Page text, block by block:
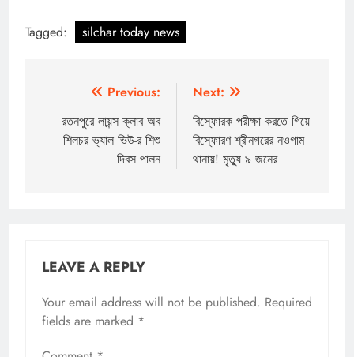
Tagged: silchar today news
navigation
Previous:
রতনপুরে লায়ন্স ক্লাব অব
শিলচর ভ্যাল ভিউ-র শিশু
দিবস পালন
Next:
বিস্ফোরক পরীক্ষা করতে গিয়ে
বিস্ফোরণ শ্রীনগরের নওগাম
থানায়! মৃত্যু ৯ জনের
LEAVE A REPLY
Your email address will not be published. Required
fields are marked *